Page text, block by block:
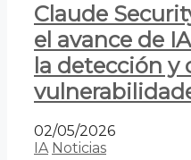
Claude
el avance de
la detección y
02/05/2026
IA Noticias